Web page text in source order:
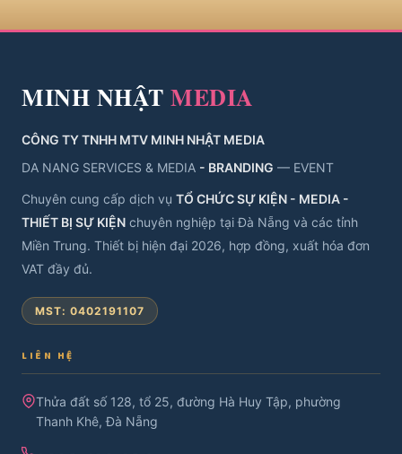
MINH NHẬT MEDIA
CÔNG TY TNHH MTV MINH NHẬT MEDIA
DA NANG SERVICES & MEDIA - BRANDING — EVENT
Chuyên cung cấp dịch vụ TỔ CHỨC SỰ KIỆN - MEDIA -
THIẾT BỊ SỰ KIỆN chuyên nghiệp tại Đà Nẵng và các tỉnh
Miền Trung. Thiết bị hiện đại 2026, hợp đồng, xuất hóa đơn
VAT đầy đủ.
MST: 0402191107
LIÊN HỆ
Thửa đất số 128, tổ 25, đường Hà Huy Tập, phường
Thanh Khê, Đà Nẵng